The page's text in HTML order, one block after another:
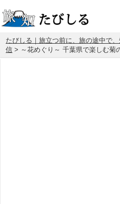
たびしる｜旅立つ前に、旅の途中で
信 > ～花めぐり～ 千葉県で楽しむ菊